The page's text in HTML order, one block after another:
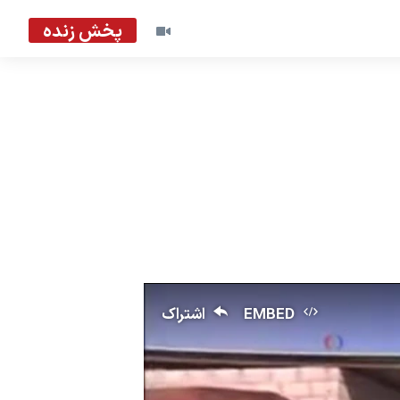
پخش زنده
EMBED اشتراک